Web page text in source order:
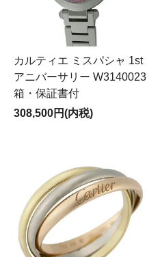
カルティエ ミスパシャ 1st
アニバーサリー W3140023
箱・保証書付
308,500円(内税)